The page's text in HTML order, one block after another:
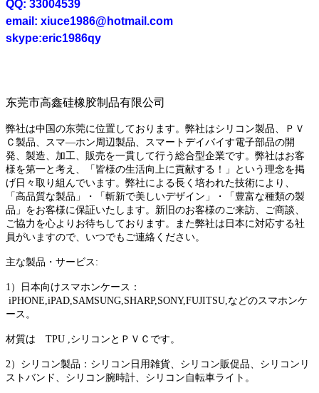
QQ: 33004539
email: xiuce1986@hotmail.com
skype:eric1986qy
东莞市高鑫硅橡胶制品有限公司
弊社は中国の东莞に位置しております。弊社はシリコン製品、ＰＶ
Ｃ製品、スマ―ホン周辺製品、スマートデイバイす電子部品の開
発、製造、加工、販売を一貫して行う総合型企業です。弊社はお客
様を第一と考え、「皆様の生活向上に貢献する！」という理念を掲
げ日々取り組んでいます。弊社による長く培われた技術により、
「高品質な製品」・「斬新で美しいデザイン」・「豊富な種類の製
品」をお客様に保証いたします。新旧のお客様のご来訪、ご商談、
ご協力を心よりお待ちしております。また弊社は日本に対応する社
員がいますので、いつでもご連絡ください。
主な製品・サービス:
1）日本向けスマホンケース：
iPHONE,iPAD,SAMSUNG,SHARP,SONY,FUJITSU,などのスマホンケ
ース。
材質は TPU ,シリコンとＰＶＣです。
2）シリコン製品：シリコン日用雑貨、シリコン販促品、シリコンリ
ストバンド、シリコン腕時計、シリコン自転車ライト。